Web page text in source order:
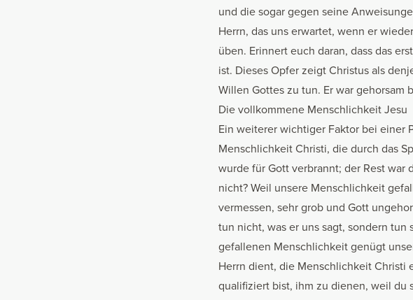
und die sogar gegen seine
Herrn, das uns erwartet, wenn er
üben. Erinnert euch daran, dass das
ist. Dieses Opfer zeigt Christus als
Willen Gottes zu tun. Er war gehorsam
Die vollkommene Menschlichkeit Jesu
Ein weiterer wichtiger Faktor bei einer
Menschlichkeit Christi, die durch das
wurde für Gott verbrannt; der Rest war
nicht? Weil unsere Menschlichkeit
vermessen, sehr grob und Gott
tun nicht, was er uns sagt, sondern
gefallenen Menschlichkeit genügt
Herrn dient, die Menschlichkeit Christi
qualifiziert bist, ihm zu dienen, weil du